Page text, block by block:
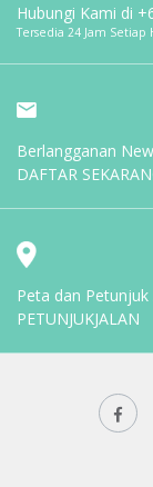
Hubungi Kami di
Tersedia 24 Jam Setiap
Berlangganan
DAFTAR
Peta dan Petunjuk
PETUNJUKJALAN